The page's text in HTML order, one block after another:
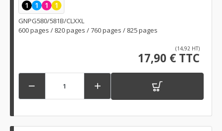
1 1 1 1
GNPG580/581B/CLXXL
600 pages / 820 pages / 760 pages / 825 pages
(14,92 HT)
17,90 € TTC
 